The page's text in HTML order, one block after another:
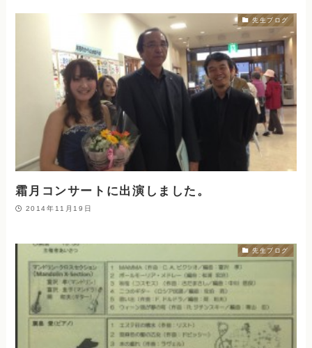
先生ブログ
霜月コンサートに出演しました。
2014年11月19日
先生ブログ